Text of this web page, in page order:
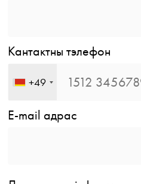
Кантактны тэлефон
+49
E-mail адрас